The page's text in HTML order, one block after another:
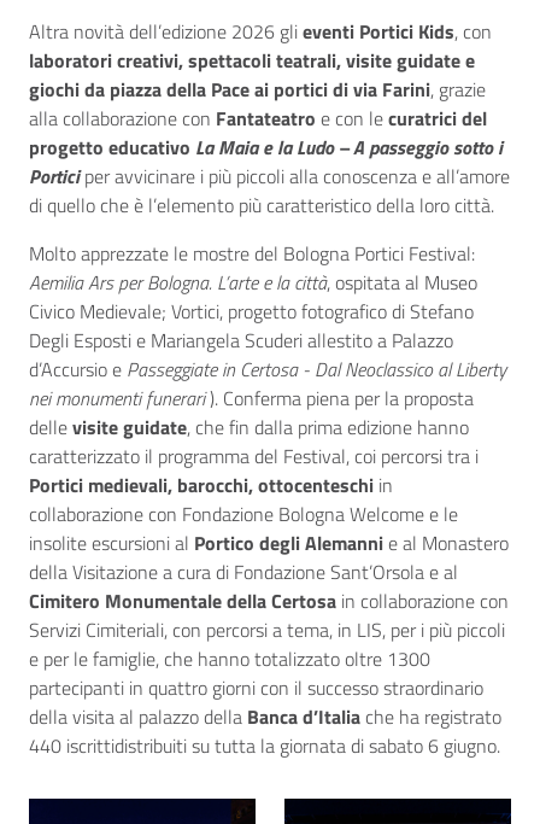
Altra novità dell’edizione 2026 glieventi Portici Kids, con
laboratori creativi, spettacoli teatrali, visite guidate e
giochi da piazza della Pace ai portici di via Farini, grazie
alla collaborazione con Fantateatro e con lecuratrici del
progetto educativo La Maia e la Ludo – A passeggio sotto i
Porticiper avvicinare i più piccoli alla conoscenza e all’amore
di quello che è l’elemento più caratteristico della loro città.
Molto apprezzate le mostre del Bologna Portici Festival:
Aemilia Ars per Bologna. L’arte e la città, ospitata al Museo
Civico Medievale; Vortici, progetto fotografico di Stefano
Degli Esposti e Mariangela Scuderi allestito a Palazzo
d’Accursio e Passeggiate in Certosa - Dal Neoclassico al Liberty
nei monumenti funerari). Conferma piena per la proposta
dellevisite guidate, che fin dalla prima edizione hanno
caratterizzato il programma del Festival, coi percorsi tra i
Portici medievali, barocchi, ottocenteschi in
collaborazione con Fondazione Bologna Welcome e le
insolite escursioni al Portico degli Alemannie al Monastero
della Visitazione a cura di Fondazione Sant’Orsola e al
Cimitero Monumentale della Certosa in collaborazione con
Servizi Cimiteriali, con percorsi a tema, in LIS, per i più piccoli
e per le famiglie, che hanno totalizzato oltre 1300
partecipanti in quattro giorni con il successo straordinario
della visita al palazzo della Banca d’Italia che ha registrato
440 iscrittidistribuiti su tutta la giornata di sabato 6 giugno.